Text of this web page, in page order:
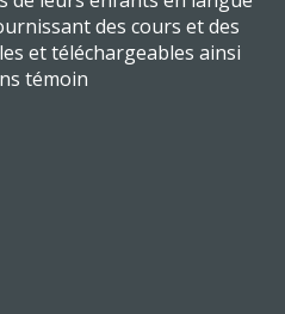
des cours et des
et téléchargeables ainsi
témoin